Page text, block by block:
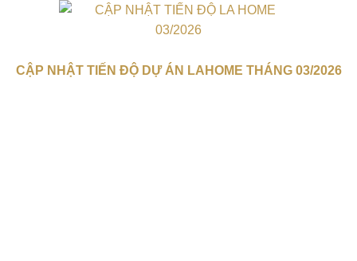
CẬP NHẬT TIẾN ĐỘ DỰ ÁN LAHOME THÁNG 03/2026